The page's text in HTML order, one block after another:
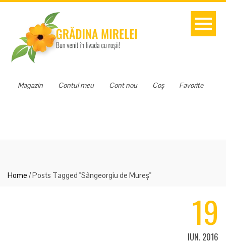
Favorite
Coș
Cont nou
Contul meu
Magazin
Home /Posts Tagged "Sângeorgiu de Mureș"
19
IUN. 2016